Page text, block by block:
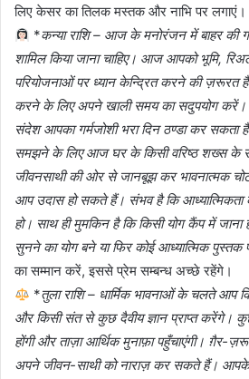
लिए केसर का तिलक मस्तक और नाभि पर लगाएं।
*कन्या राशि – आज के मनोरंजन में बाहर की
शामिल किया जाना चाहिए। आज आपको भूमि,
परियोजनाओं पर ध्यान केन्द्रित करने की ज़रूरत
करने के लिए अपने खाली समय का सदुपयोग करें।
संदेश आपका गर्मजोशी भरा दिन ठण्डा कर सकता
समझने के लिए आज घर के किसी वरिष्ठ शख्स के
जीवनसाथी की ओर से जानबूझ कर भावनात्मक
आप उदास हो सकते हैं। संभव है कि आध्यात्मिकता
हो। साथ ही मुमकिन है कि किसी योग कैंप में
सुनने का योग बने या फिर कोई आध्यात्मिक पुस्तक
का सम्मान करें, इससे प्रेम सम्बन्ध अच्छे रहेंगे।
*तुला राशि – धार्मिक भावनाओं के चलते आप
और किसी संत से कुछ दैवीय ज्ञान प्राप्त करेंगे।
होंगी और ताज़ा आर्थिक मुनाफ़ा पहुँचाएंगी। ग़ैर-
अपने जीवन-साथी को नाराज़ कर सकते हैं। आपके